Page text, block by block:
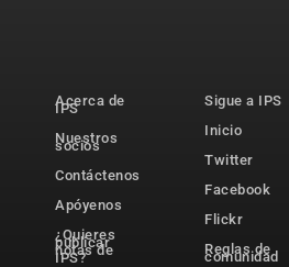
Acerca de
IPS
Nuestros
socios
Contáctenos
Apóyenos
¿Quieres
publicar
notas de
IPS?
Sigue a IPS
Inicio
Twitter
Facebook
Flickr
Reglas de
comunidad